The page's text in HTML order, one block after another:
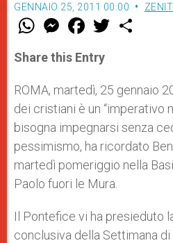
GENNAIO 25, 2011 00:00
W
t
s
p
p
M
e
s
e
g
e
r
F
a
e
b
o
k
w
r
Share this Entry
ROMA, martedì, 25 gennaio
dei cristiani è un “imperativo
bisogna impegnarsi senza
pessimismo, ha ricordato
martedì pomeriggio nella
Paolo fuori le Mura.
Il Pontefice vi ha presieduto
conclusiva della Settimana di